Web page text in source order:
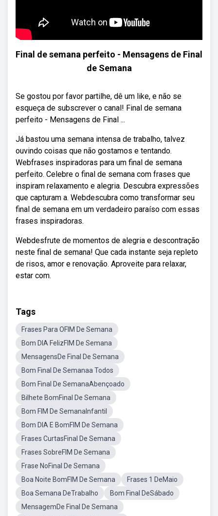
Final de semana perfeito - Mensagens de Final
de Semana
Se gostou por favor partilhe, dê um like, e não se
esqueça de subscrever o canal! Final de semana
perfeito - Mensagens de Final ...
Já bastou uma semana intensa de trabalho, talvez
ouvindo coisas que não gostamos e tentando.
Webfrases inspiradoras para um final de semana
perfeito. Celebre o final de semana com frases que
inspiram relaxamento e alegria. Descubra expressões
que capturam a. Webdescubra como transformar seu
final de semana em um verdadeiro paraíso com essas
frases inspiradoras.
Webdesfrute de momentos de alegria e descontração
neste final de semana! Que cada instante seja repleto
de risos, amor e renovação. Aproveite para relaxar,
estar com.
Tags
Frases Para OFIM De Semana
Bom DIA FelizFIM De Semana
MensagensDe Final De Semana
Bom Final De Semanaa Todos
Bom Final De SemanaAbençoado
Bilhete BomFinal De Semana
Bom FIM De SemanaInfantil
Bom DIA E BomFIM De Semana
Frases CurtasFinal De Semana
Frases SobreFIM De Semana
Frase NoFinal De Semana
Boa Noite BomFIM De Semana
Frases 1 DeMaio
Boa Semana DeTrabalho
Bom Final DeSábado
MensagemDe Final De Semana